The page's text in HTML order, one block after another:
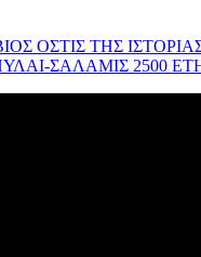
ΟΣΤΙΣ ΤΗΣ
ΣΑΛΑΜΙΣ 2500